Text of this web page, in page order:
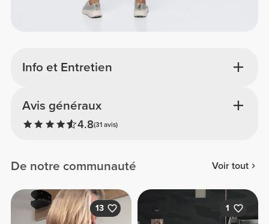
Info et Entretien
Avis généraux
4.8(31 avis)
De notre communauté Voir tout
13 1